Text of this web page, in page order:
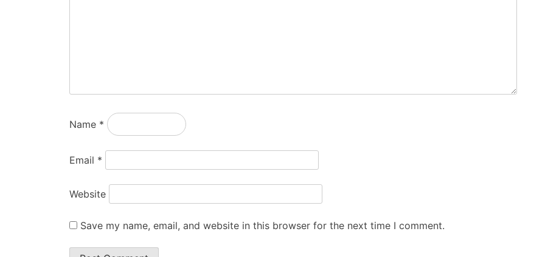
Name *
Email *
Website
Save my name, email, and website in this browser for the next time I comment.